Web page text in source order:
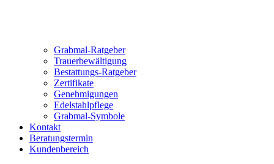
Grabmal-Ratgeber
Trauerbewältigung
Bestattungs-Ratgeber
Zertifikate
Genehmigungen
Edelstahlpflege
Grabmal-Symbole
Kontakt
Beratungstermin
Kundenbereich